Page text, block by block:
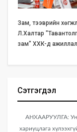
Зам, тээврийн
Л.Халтар
зам" ХХК-д
Сэтгэгдэл
АНХААРУУЛГА:
хариуцлага